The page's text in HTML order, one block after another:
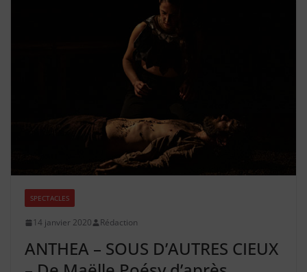
SPECTACLES
14 janvier 2020 Rédaction
ANTHEA – SOUS D’AUTRES CIEUX